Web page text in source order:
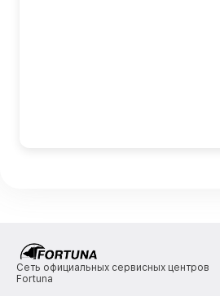
Сеть официальных сервисных центров
Fortuna